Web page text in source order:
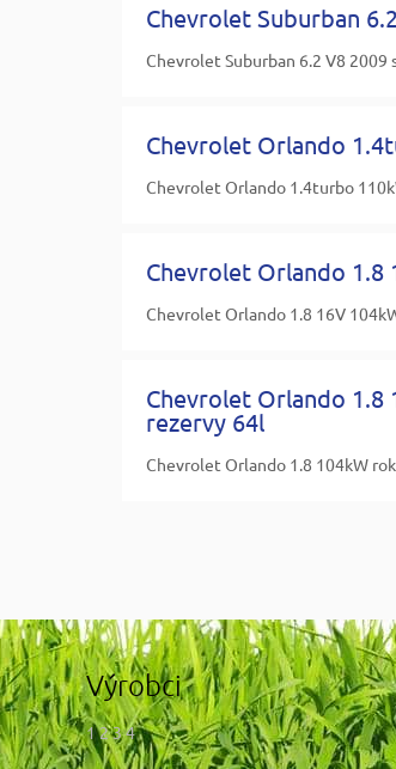
Chevrolet Suburban
Chevrolet Suburban 6.2 V8
Chevrolet Orlando
Chevrolet Orlando 1.4turbo
Chevrolet Orlando 1.8
Chevrolet Orlando 1.8 16V
Chevrolet Orlando 1.8
rezervy 64l
Chevrolet Orlando 1.8 104kW
Výrobci
1 2 3 4